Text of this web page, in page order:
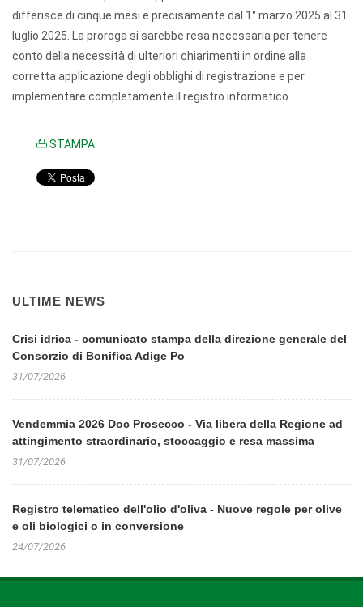
differisce di cinque mesi e precisamente dal 1° marzo 2025 al 31
luglio 2025 . La proroga si sarebbe resa necessaria per tenere
conto della necessità di ulteriori chiarimenti in ordine alla
corretta applicazione degli obblighi di registrazione e per
implementare completamente il registro informatico.
STAMPA
ULTIME NEWS
Crisi idrica - comunicato stampa della direzione generale del
Consorzio di Bonifica Adige Po
31/07/2026
Vendemmia 2026 Doc Prosecco - Via libera della Regione ad
attingimento straordinario, stoccaggio e resa massima
31/07/2026
Registro telematico dell'olio d'oliva - Nuove regole per olive
e oli biologici o in conversione
24/07/2026